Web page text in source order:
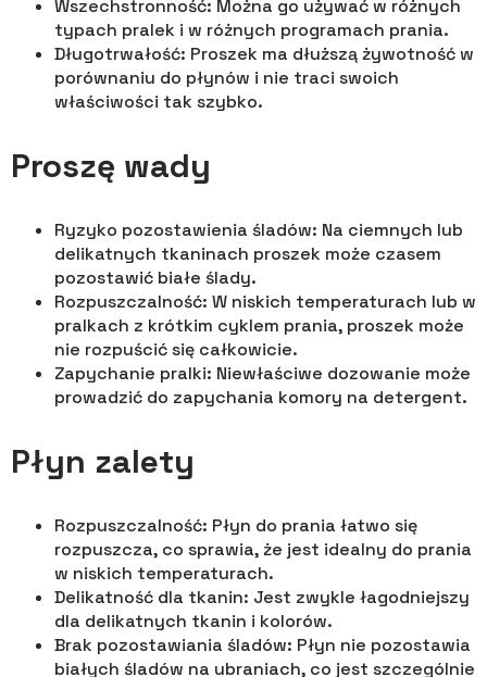
Wszechstronność: Można go używać w różnych
typach pralek i w różnych programach prania.
Długotrwałość: Proszek ma dłuższą żywotność w
porównaniu do płynów i nie traci swoich
właściwości tak szybko.
Proszę wady
Ryzyko pozostawienia śladów: Na ciemnych lub
delikatnych tkaninach proszek może czasem
pozostawić białe ślady.
Rozpuszczalność: W niskich temperaturach lub w
pralkach z krótkim cyklem prania, proszek może
nie rozpuścić się całkowicie.
Zapychanie pralki: Niewłaściwe dozowanie może
prowadzić do zapychania komory na detergent.
Płyn zalety
Rozpuszczalność: Płyn do prania łatwo się
rozpuszcza, co sprawia, że jest idealny do prania
w niskich temperaturach.
Delikatność dla tkanin: Jest zwykle łagodniejszy
dla delikatnych tkanin i kolorów.
Brak pozostawiania śladów: Płyn nie pozostawia
białych śladów na ubraniach, co jest szczególnie